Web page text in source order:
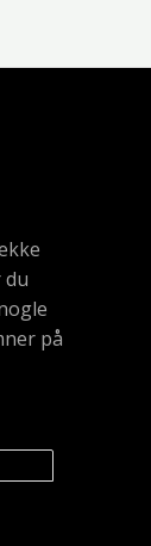
du
på